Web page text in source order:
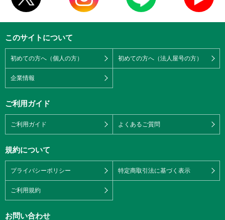
このサイトについて
初めての方へ（個人の方） 初めての方へ（法人屋号の方）
企業情報
ご利用ガイド
ご利用ガイド よくあるご質問
規約について
プライバシーポリシー 特定商取引法に基づく表示
ご利用規約
お問い合わせ